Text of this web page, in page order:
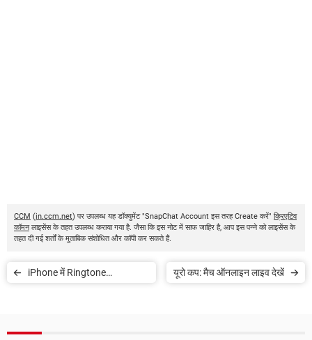
CCM (in.ccm.net) पर उपलब्ध यह डॉक्युमेंट "SnapChat Account इस तरह Create करें" क्रिएटिव
कॉमनलाइसेंस के तहत उपलब्ध कराया गया है. जैसा कि इस नोट में साफ जाहिर है, आप इस पन्ने को लाइसेंस के
तहत दी गई शर्तों के मुताबिक संशोधित और कॉपी कर सकते हैं.
iPhone में Ringtone
यूरो कप: मैच ऑनलाइन लाइव देखें